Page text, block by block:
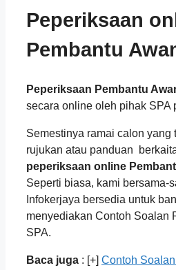
Peperiksaan
Pembantu
Peperiksaan Pembantu
secara online oleh pihak SPA
Semestinya ramai calon yang
rujukan atau panduan
peperiksaan online
Seperti biasa, kami bersama-
Infokerjaya bersedia untuk
menyediakan Contoh Soalan
SPA.
Baca juga : [+] Contoh